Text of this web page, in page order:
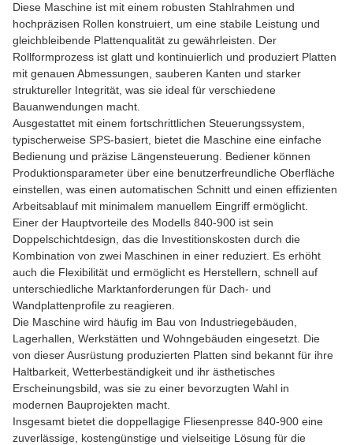
Diese Maschine ist mit einem robusten Stahlrahmen und
hochpräzisen Rollen konstruiert, um eine stabile Leistung und
gleichbleibende Plattenqualität zu gewährleisten. Der
Rollformprozess ist glatt und kontinuierlich und produziert Platten
mit genauen Abmessungen, sauberen Kanten und starker
struktureller Integrität, was sie ideal für verschiedene
Bauanwendungen macht.
Ausgestattet mit einem fortschrittlichen Steuerungssystem,
typischerweise SPS-basiert, bietet die Maschine eine einfache
Bedienung und präzise Längensteuerung. Bediener können
Produktionsparameter über eine benutzerfreundliche Oberfläche
einstellen, was einen automatischen Schnitt und einen effizienten
Arbeitsablauf mit minimalem manuellem Eingriff ermöglicht.
Einer der Hauptvorteile des Modells 840-900 ist sein
Doppelschichtdesign, das die Investitionskosten durch die
Kombination von zwei Maschinen in einer reduziert. Es erhöht
auch die Flexibilität und ermöglicht es Herstellern, schnell auf
unterschiedliche Marktanforderungen für Dach- und
Wandplattenprofile zu reagieren.
Die Maschine wird häufig im Bau von Industriegebäuden,
Lagerhallen, Werkstätten und Wohngebäuden eingesetzt. Die
von dieser Ausrüstung produzierten Platten sind bekannt für ihre
Haltbarkeit, Wetterbeständigkeit und ihr ästhetisches
Erscheinungsbild, was sie zu einer bevorzugten Wahl in
modernen Bauprojekten macht.
Insgesamt bietet die doppellagige Fliesenpresse 840-900 eine
zuverlässige, kostengünstige und vielseitige Lösung für die